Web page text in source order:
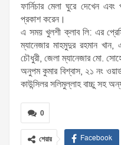
ফার্নিচার মেলা ঘুরে দেখেন
প্রকাশ করেন।
এ সময় খুলশী ক্লাব লি: এর
ম্যানেজার মাহমুদুর রহমান খান,
চৌধুরী, জেলা ম্যানেজার মো.
অনুপম কুমার বিশ্বাস, ২১ নং
কাউন্সিলর সলিমুল্লাহ বাচ্চু সহ
0
শেয়ার Facebook